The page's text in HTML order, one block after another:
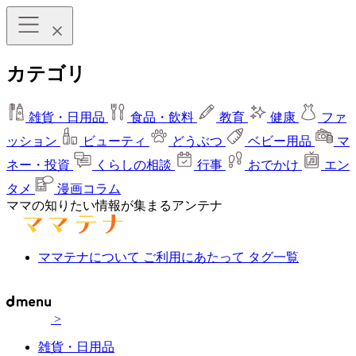
カテゴリ
雑貨・日用品 食品・飲料 教育 健康
ファ
ッション
ビューティ どうぶつ ベビー用品
マ
ネー・投資
くらしの相談 行事 おでかけ
エン
タメ
漫画コラム
ママの知りたい情報が集まるアンテナ
ママテナについて ご利用にあたって タグ一覧
>
雑貨・日用品